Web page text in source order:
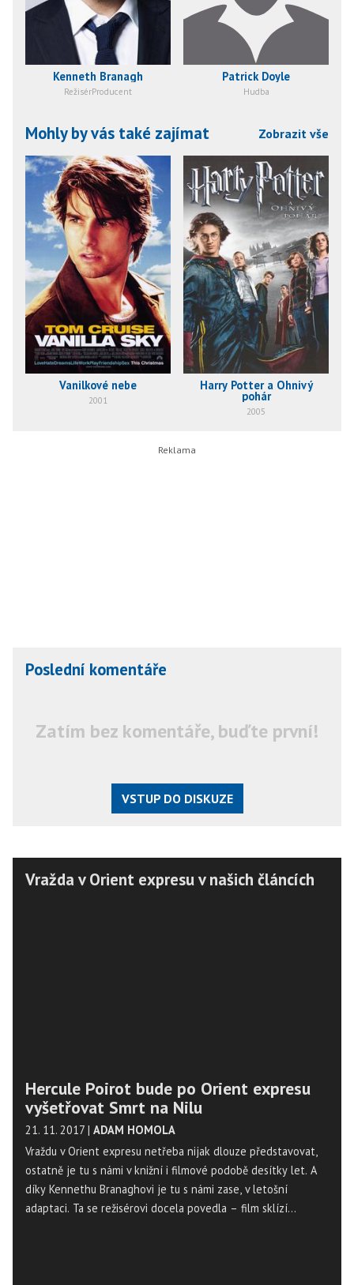
Kenneth Branagh
RežisérProducent
Patrick Doyle
Hudba
Mohly by vás také zajímat Zobrazit vše
Vanilkové nebe
2001
Harry Potter a Ohnivý
pohár
2005
Poslední komentáře
Zatím bez komentáře, buďte první!
VSTUP DO DISKUZE
Vražda v Orient expresu v našich článcích
Hercule Poirot bude po Orient expresu
vyšetřovat Smrt na Nilu
21. 11. 2017 | ADAM HOMOLA
Vraždu v Orient expresu netřeba nijak dlouze představovat,
ostatně je tu s námi v knižní i filmové podobě desítky let. A
díky Kennethu Branaghovi je tu s námi zase, v letošní
adaptaci. Ta se režisérovi docela povedla – film sklízí